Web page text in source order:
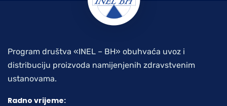
Program društva «INEL – BH» obuhvaća uvoz i
distribuciju proizvoda namijenjenih zdravstvenim
ustanovama.
Radno vrijeme: